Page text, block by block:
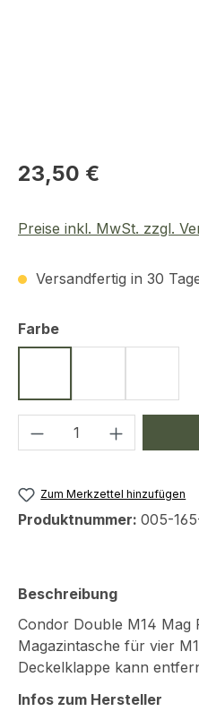
Regulärer Preis:
23,50 €
Preise inkl. MwSt. zzgl.
Versandfertig in 30
Farbeauswählen
Produkt Anzahl:
Zum Merkzettel hinzufügen
Produktnummer: 005-
Beschreibung
Condor Double M14 Mag
Magazintasche für vier
Deckelklappe kann
Infos zum Hersteller